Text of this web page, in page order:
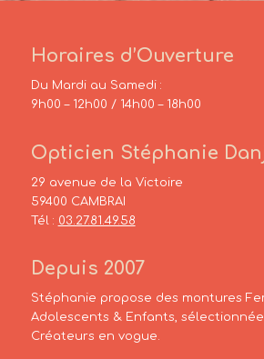
Horaires d’Ouverture
Du Mardi au Samedi :
9h00 – 12h00 / 14h00 – 18h00
Opticien Stéphanie
29 avenue de la Victoire
59400 CAMBRAI
Tél : 03.27.81.49.58
Depuis 2007
Stéphanie propose des montures
Adolescents & Enfants,
Créateurs en vogue.